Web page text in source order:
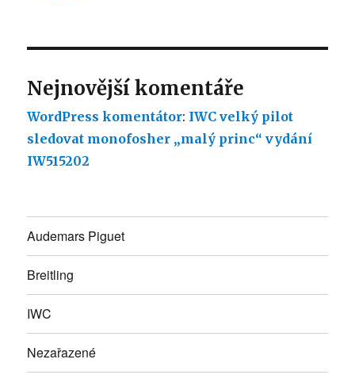
Nejnovější komentáře
WordPress komentátor: IWC velký pilot
sledovat monofosher „malý princ“ vydání
IW515202
Audemars Piguet
Breitling
IWC
Nezařazené